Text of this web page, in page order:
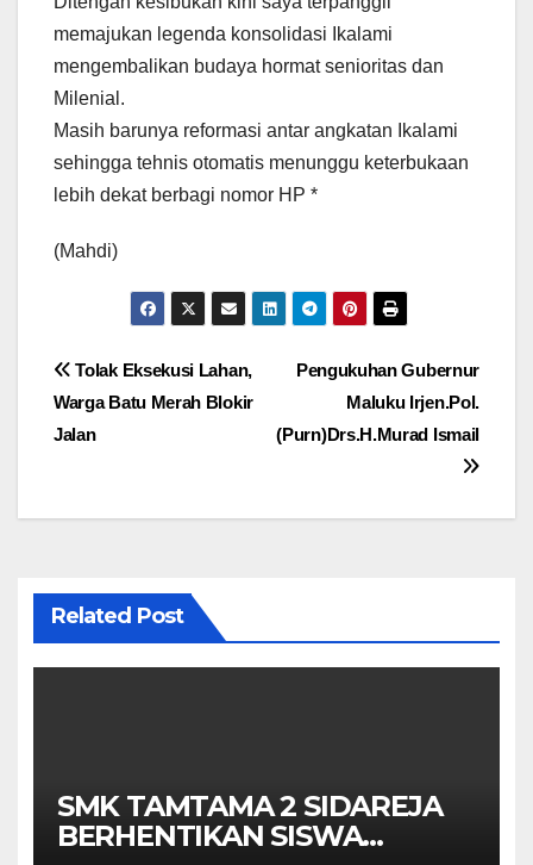
memajukan legenda konsolidasi Ikalami
mengembalikan budaya hormat senioritas dan
Milenial.
Masih barunya reformasi antar angkatan Ikalami
sehingga tehnis otomatis menunggu keterbukaan
lebih dekat berbagi nomor HP *
(Mahdi)
Navigasi
pos
Pengukuhan Gubernur
Maluku Irjen.Pol.
(Purn)Drs.H.Murad Ismail
Tolak Eksekusi Lahan,
Warga Batu Merah Blokir
Jalan
Related Post
SMK TAMTAMA 2 SIDAREJA
BERHENTIKAN SISWA